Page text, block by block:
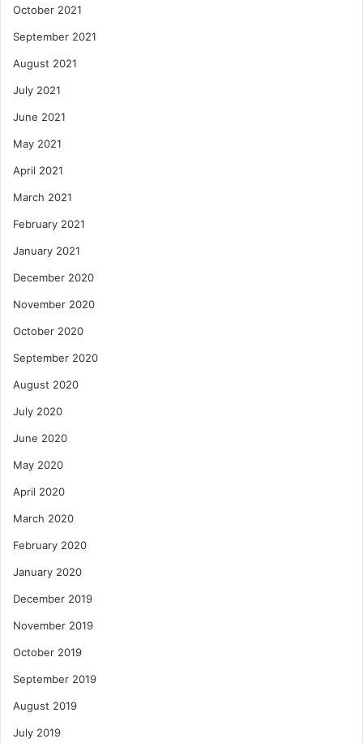
October 2021
September 2021
August 2021
July 2021
June 2021
May 2021
April 2021
March 2021
February 2021
January 2021
December 2020
November 2020
October 2020
September 2020
August 2020
July 2020
June 2020
May 2020
April 2020
March 2020
February 2020
January 2020
December 2019
November 2019
October 2019
September 2019
August 2019
July 2019